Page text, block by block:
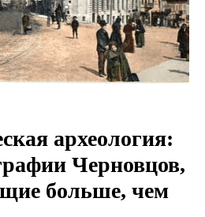
археология:
Черновцов,
больше, чем